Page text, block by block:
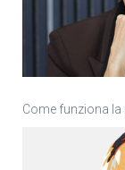
Come funziona